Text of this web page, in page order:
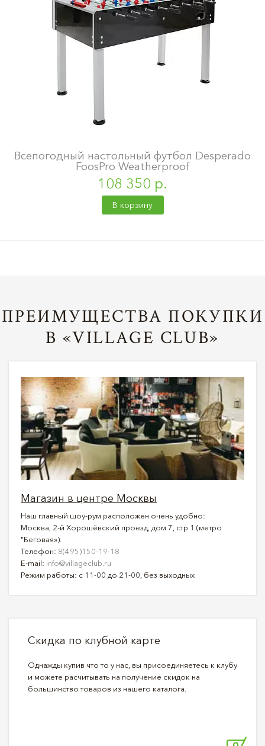
Всепогодный настольный футбол Desperado
FoosPro Weatherproof
108 350 р.
В корзину
ПРЕИМУЩЕСТВА ПОКУПКИ
В «VILLAGE CLUB»
Магазин в центре Москвы
Наш главный шоу-рум расположен очень удобно:
Москва, 2-й Хорошёвский проезд, дом 7, стр 1 (метро
"Беговая»).
Телефон: 8(495)150-19-18
E-mail: info@villageclub.ru
Режим работы: с 11-00 до 21-00, без выходных
Скидка по клубной карте
Однажды купив что то у нас, вы присоединяетесь к клубу
и можете расчитывать на получение скидок на
большинство товаров из нашего каталога.